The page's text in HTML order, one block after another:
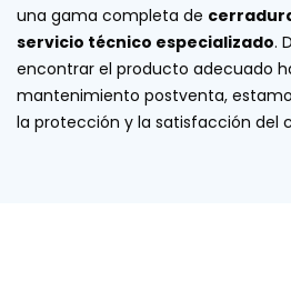
una gama completa de
servicio técnico especializado.
encontrar el producto adecuado
mantenimiento postventa,
la protección y la satisfacción del